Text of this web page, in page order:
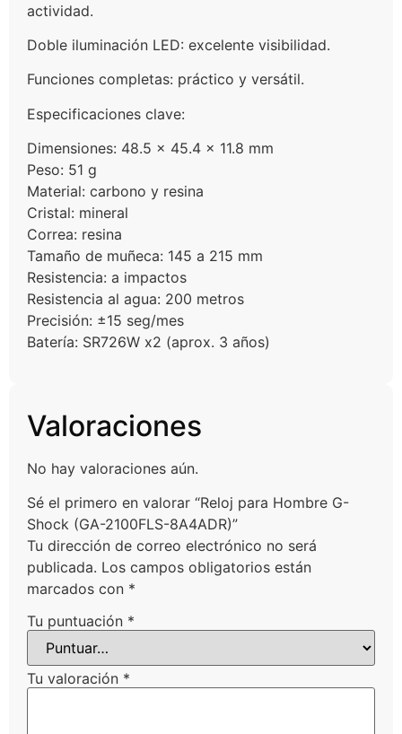
actividad.
Doble iluminación LED: excelente visibilidad.
Funciones completas: práctico y versátil.
Especificaciones clave:
Dimensiones: 48.5 × 45.4 × 11.8 mm
Peso: 51 g
Material: carbono y resina
Cristal: mineral
Correa: resina
Tamaño de muñeca: 145 a 215 mm
Resistencia: a impactos
Resistencia al agua: 200 metros
Precisión: ±15 seg/mes
Batería: SR726W x2 (aprox. 3 años)
Valoraciones
No hay valoraciones aún.
Sé el primero en valorar “Reloj para Hombre G-
Shock (GA-2100FLS-8A4ADR)”
Tu dirección de correo electrónico no será
publicada. Los campos obligatorios están
marcados con *
Tu puntuación *
Tu valoración *